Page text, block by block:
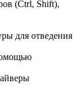
(Ctrl, Shift),
для отведения